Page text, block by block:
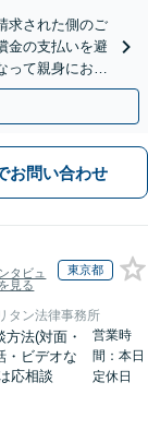
求された側のご
金の支払いを避
って親身にお話
】
お問い合わせ
タビュ
見る
東京都
タン法律事務所
方法(対面・
・ビデオな
応相談
営業時
間：本日
定休日